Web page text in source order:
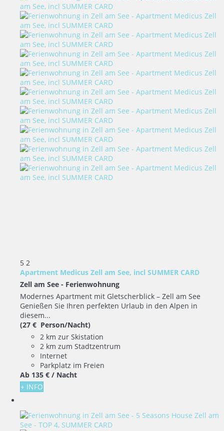
5 2
Apartment Medicus Zell am See, incl SUMMER CARD
Zell am See - Ferienwohnung
Modernes Apartment mit Gletscherblick – Zell am See
Genießen Sie Ihren perfekten Urlaub in den Alpen in
diesem...
(27 € Person/Nacht)
2 km zur Skistation
2 km zum Stadtzentrum
Internet
Parkplatz im Freien
Ab 135 € / Nacht
+ INFO